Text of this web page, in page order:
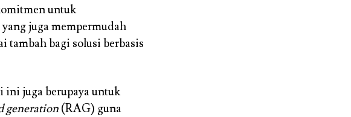
untuk
juga mempermudah
tambah bagi solusi berbasis
ini juga berupaya untuk
generation (RAG) guna